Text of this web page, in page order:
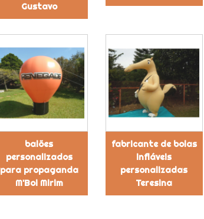
Gustavo
balões
personalizados
para propaganda
M'Boi Mirim
fabricante de bolas
infláveis
personalizadas
Teresina